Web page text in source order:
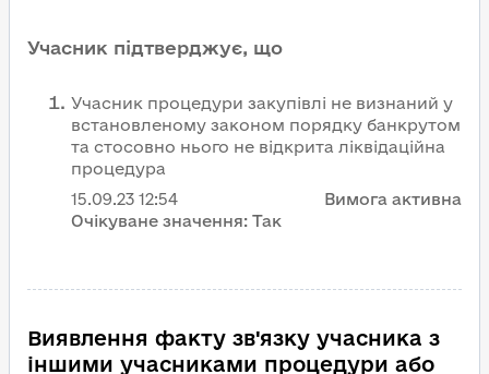
Учасник підтверджує, що
Учасник процедури закупівлі не визнаний у
встановленому законом порядку банкрутом
та стосовно нього не відкрита ліквідаційна
процедура
15.09.23 12:54
Вимога активна
Очікуване значення: Так
Виявлення факту зв'язку учасника з
іншими учасниками процедури або